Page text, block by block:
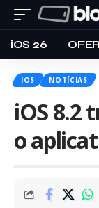
iOS 26
IOS NOTÍCIAS
iOS 8.2
o